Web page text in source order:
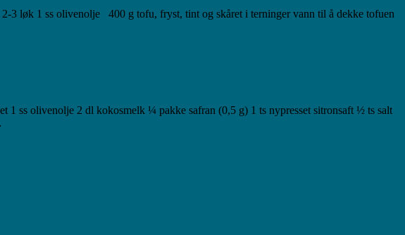
3 løk 1 ss olivenolje 400 g tofu, fryst, tint og skåret i terninger vann til å dekke tofuen
ss olivenolje 2 dl kokosmelk ¼ pakke safran (0,5 g) 1 ts nypresset sitronsaft ½ ts salt